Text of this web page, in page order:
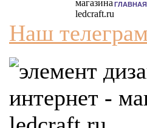
ГЛАВНАЯ
Наш телеграм